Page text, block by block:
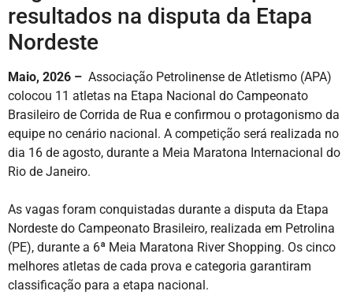
resultados na disputa da Etapa
Nordeste
Maio, 2026 – Associação Petrolinense de Atletismo (APA)
colocou 11 atletas na Etapa Nacional do Campeonato
Brasileiro de Corrida de Rua e confirmou o protagonismo da
equipe no cenário nacional. A competição será realizada no
dia 16 de agosto, durante a Meia Maratona Internacional do
Rio de Janeiro.
As vagas foram conquistadas durante a disputa da Etapa
Nordeste do Campeonato Brasileiro, realizada em Petrolina
(PE), durante a 6ª Meia Maratona River Shopping. Os cinco
melhores atletas de cada prova e categoria garantiram
classificação para a etapa nacional.